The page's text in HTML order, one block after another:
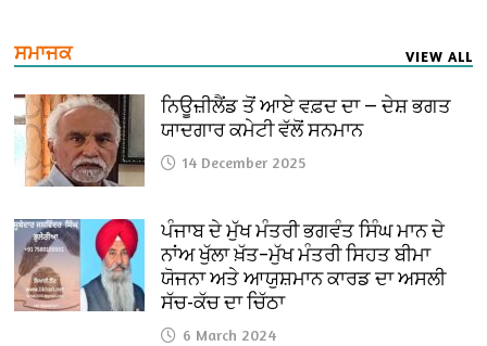
ਸਮਾਜਕ VIEW ALL
ਨਿਊਜ਼ੀਲੈਂਡ ਤੋਂ ਆਏ ਵਫ਼ਦ ਦਾ — ਦੇਸ਼ ਭਗਤ
ਯਾਦਗਾਰ ਕਮੇਟੀ ਵੱਲੋਂ ਸਨਮਾਨ
14 December 2025
ਪੰਜਾਬ ਦੇ ਮੁੱਖ ਮੰਤਰੀ ਭਗਵੰਤ ਸਿੰਘ ਮਾਨ ਦੇ
ਨਾਂਅ ਖੁੱਲਾ ਖ਼ੱਤ–ਮੁੱਖ ਮੰਤਰੀ ਸਿਹਤ ਬੀਮਾ
ਯੋਜਨਾ ਅਤੇ ਆਯੁਸ਼ਮਾਨ ਕਾਰਡ ਦਾ ਅਸਲੀ
ਸੱਚ-ਕੱਚ ਦਾ ਚਿੱਠਾ
6 March 2024